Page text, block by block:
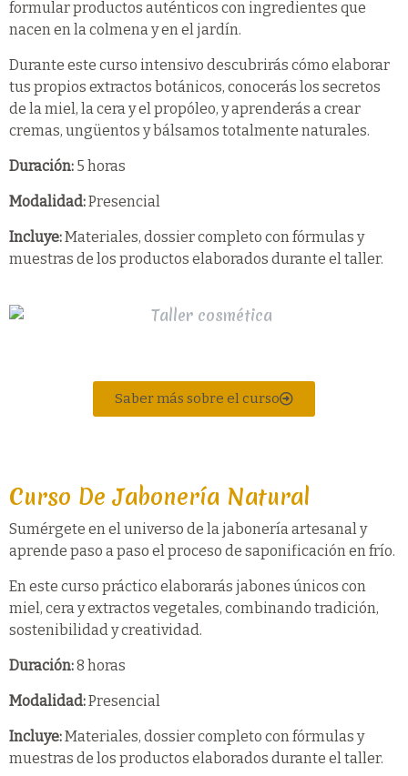
formular productos auténticos con ingredientes que
nacen en la colmena y en el jardín.
Durante este curso intensivo descubrirás cómo elaborar
tus propios extractos botánicos, conocerás los secretos
de la miel, la cera y el propóleo, y aprenderás a crear
cremas, ungüentos y bálsamos totalmente naturales.
Duración: 5 horas
Modalidad:Presencial
Incluye:Materiales, dossier completo con fórmulas y
muestras de los productos elaborados durante el taller.
Saber más sobre el curso
Curso De Jabonería Natural
Sumérgete en el universo de la jabonería artesanal y
aprende paso a paso el proceso de saponificación en frío.
En este curso práctico elaborarás jabones únicos con
miel, cera y extractos vegetales, combinando tradición,
sostenibilidad y creatividad.
Duración:8 horas
Modalidad:Presencial
Incluye:Materiales, dossier completo con fórmulas y
muestras de los productos elaborados durante el taller.